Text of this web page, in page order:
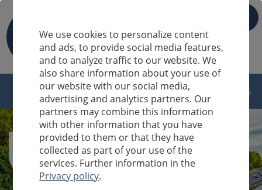
We use cookies to personalize content
and ads, to provide social media features,
and to analyze traffic to our website. We
also share information about your use of
our website with our social media,
advertising and analytics partners. Our
partners may combine this information
with other information that you have
provided to them or that they have
collected as part of your use of the
services. Further information in the
Privacy policy.